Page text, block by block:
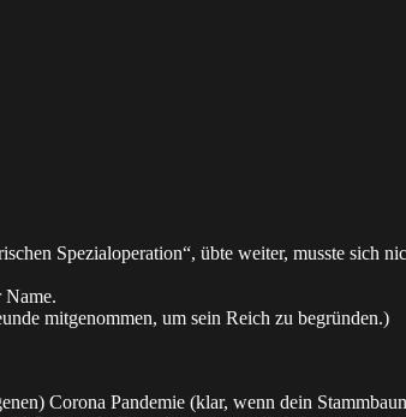
Spezialoperation“, übte weiter, musste sich
Name.
mitgenommen, um sein Reich zu begründen.)
Corona Pandemie (klar, wenn dein